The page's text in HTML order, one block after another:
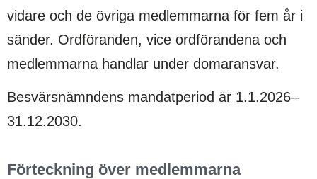
vidare och de övriga medlemmarna för fem år i
sänder. Ordföranden, vice ordförandena och
medlemmarna handlar under domaransvar.
Besvärsnämndens mandatperiod är 1.1.2026–
31.12.2030.
Förteckning över medlemmarna